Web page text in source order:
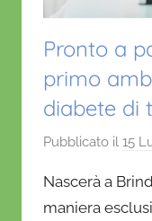
Pronto a
primo
diabete di
Pubblicato il 15
Nascerà a
maniera